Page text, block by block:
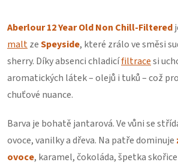
Aberlour 12 Year Old Non Chill‑Filtered
maltzeSpeyside, které zrálo ve směsi
sherry. Díky absenci chladicífiltracesi
aromatických látek – olejů i tuků – což
chuťové nuance.
Barva je bohatě jantarová. Ve vůni se
ovoce, vanilky a dřeva. Na patře dominuje
ovoce, karamel, čokoláda, špetka